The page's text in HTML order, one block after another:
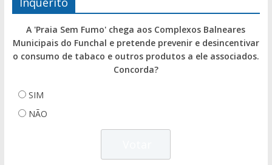
A 'Praia Sem Fumo' chega aos Complexos Balneares
Municipais do Funchal e pretende prevenir e desincentivar
o consumo de tabaco e outros produtos a ele associados.
Concorda?
SIM
NÃO